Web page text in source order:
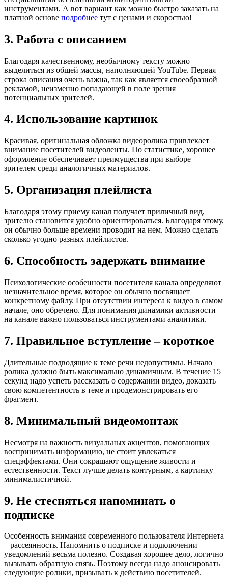
инструментами. А вот вариант как можно быстро заказать на
платной основе подробнее тут с ценами и скоростью!
3. Работа с описанием
Благодаря качественному, необычному тексту можно
выделиться из общей массы, наполняющей YouTube. Первая
строка описания очень важна, так как является своеобразной
рекламой, неизменно попадающей в поле зрения
потенциальных зрителей.
4. Использование картинок
Красивая, оригинальная обложка видеоролика привлекает
внимание посетителей видеоленты. По статистике, хорошее
оформление обеспечивает преимущества при выборе
зрителем среди аналогичных материалов.
5. Организация плейлиста
Благодаря этому приему канал получает приличный вид,
зрителю становится удобно ориентироваться. Благодаря этому,
он обычно больше времени проводит на нем. Можно сделать
сколько угодно разных плейлистов.
6. Способность задержать внимание
Психологические особенности посетителя канала определяют
незначительное время, которое он обычно посвящает
конкретному файлу. При отсутствии интереса к видео в самом
начале, оно обречено. Для понимания динамики активности
на канале важно пользоваться инструментами аналитики.
7. Правильное вступление – короткое
Длительные подводящие к теме речи недопустимы. Начало
ролика должно быть максимально динамичным. В течение 15
секунд надо успеть рассказать о содержании видео, доказать
свою компетентность в теме и продемонстрировать его
фрагмент.
8. Минимальный видеомонтаж
Несмотря на важность визуальных акцентов, помогающих
воспринимать информацию, не стоит увлекаться
спецэффектами. Они сокращают ощущение живости и
естественности. Текст лучше делать контурным, а картинку
минималистичной.
9. Не стесняться напоминать о
подписке
Особенность внимания современного пользователя Интернета
– рассеянность. Напомнить о подписке и подключении
уведомлений весьма полезно. Создавая хорошее дело, логично
вызывать обратную связь. Поэтому всегда надо анонсировать
следующие ролики, призывать к действию посетителей.